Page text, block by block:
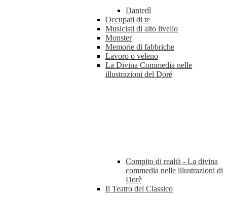
Dantedì
Occupati di te
Musicisti di alto livello
Monster
Memorie di fabbriche
Lavoro o veleno
La Divina Commedia nelle
illustrazioni del Doré
Compito di realtà - La divina
commedia nelle illustrazioni di
Dorè
Il Teatro del Classico